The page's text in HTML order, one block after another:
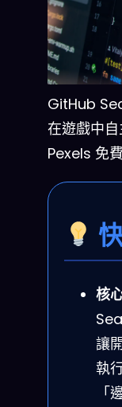
GitHub
在遊戲中
Pexels 免費
核
讓
執
「